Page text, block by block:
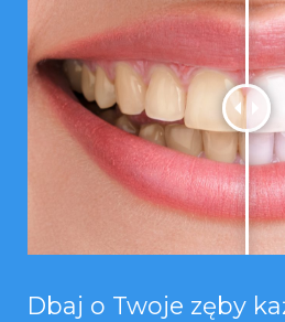
Dbaj o Twoje zęby